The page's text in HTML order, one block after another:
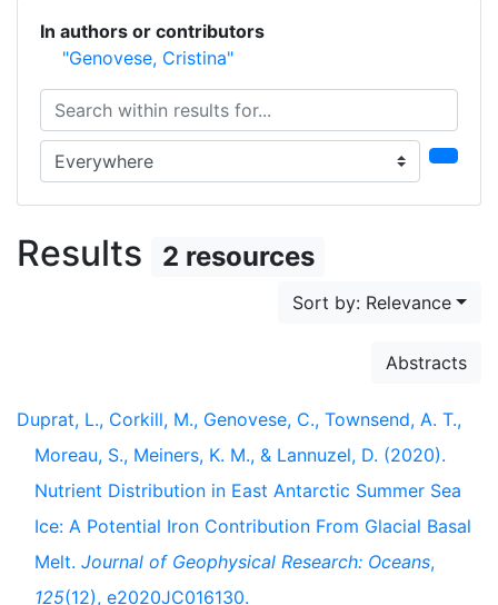
In authors or contributors
"Genovese, Cristina"
Search within results for...
Search in...
Results 2 resources
Sort by: Relevance
Abstracts
Duprat, L., Corkill, M., Genovese, C., Townsend, A. T.,
Moreau, S., Meiners, K. M., & Lannuzel, D. (2020).
Nutrient Distribution in East Antarctic Summer Sea
Ice: A Potential Iron Contribution From Glacial Basal
Melt. Journal of Geophysical Research: Oceans,
125(12), e2020JC016130.